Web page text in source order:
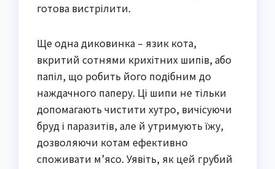
готова вистрілити.
Ще одна диковинка – язик кота,
вкритий сотнями крихітних шипів, або
папіл, що робить його подібним до
наждачного паперу. Ці шипи не тільки
допомагають чистити хутро, вичісуючи
бруд і паразитів, але й утримують їжу,
дозволяючи котам ефективно
споживати м’ясо. Уявіть, як цей грубий